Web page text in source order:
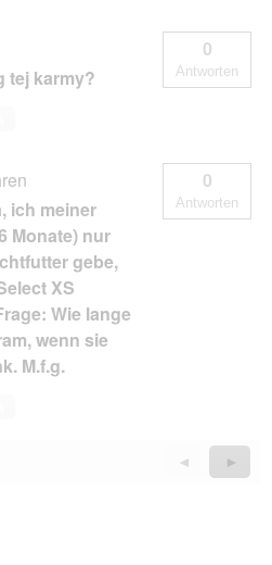
tej karmy?
0
Antworten
ich meiner
Monate) nur
gebe,
XS
Wie lange
wenn sie
M.f.g.
0
Antworten
Zurück
Questions
◄
Weiter
►